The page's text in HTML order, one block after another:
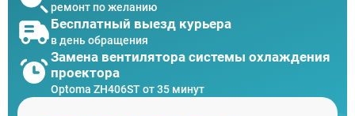
ремонт по желанию
Бесплатный выезд курьера
в день обращения
Замена вентилятора системы охлаждения
проектора
Optoma ZH406ST от 35 минут